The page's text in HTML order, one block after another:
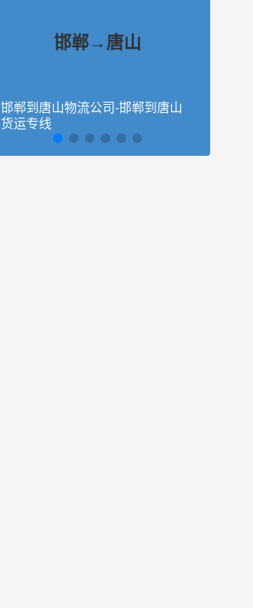
邯郸→唐山
邯郸到唐山物流公司-邯郸到唐山
货运专线